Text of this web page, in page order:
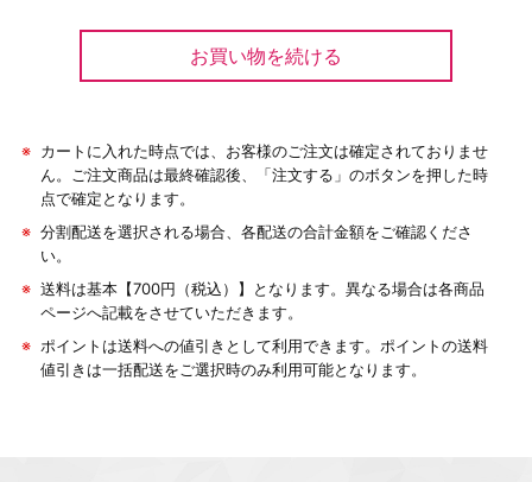
※ カートに入れた時点では、お客様のご注文は確定されておりませ
ん。ご注文商品は最終確認後、「注文する」のボタンを押した時
点で確定となります。
※ 分割配送を選択される場合、各配送の合計金額をご確認くださ
い。
※ 送料は基本【700円（税込）】となります。異なる場合は各商品
ページへ記載をさせていただきます。
※ ポイントは送料への値引きとして利用できます。ポイントの送料
値引きは一括配送をご選択時のみ利用可能となります。